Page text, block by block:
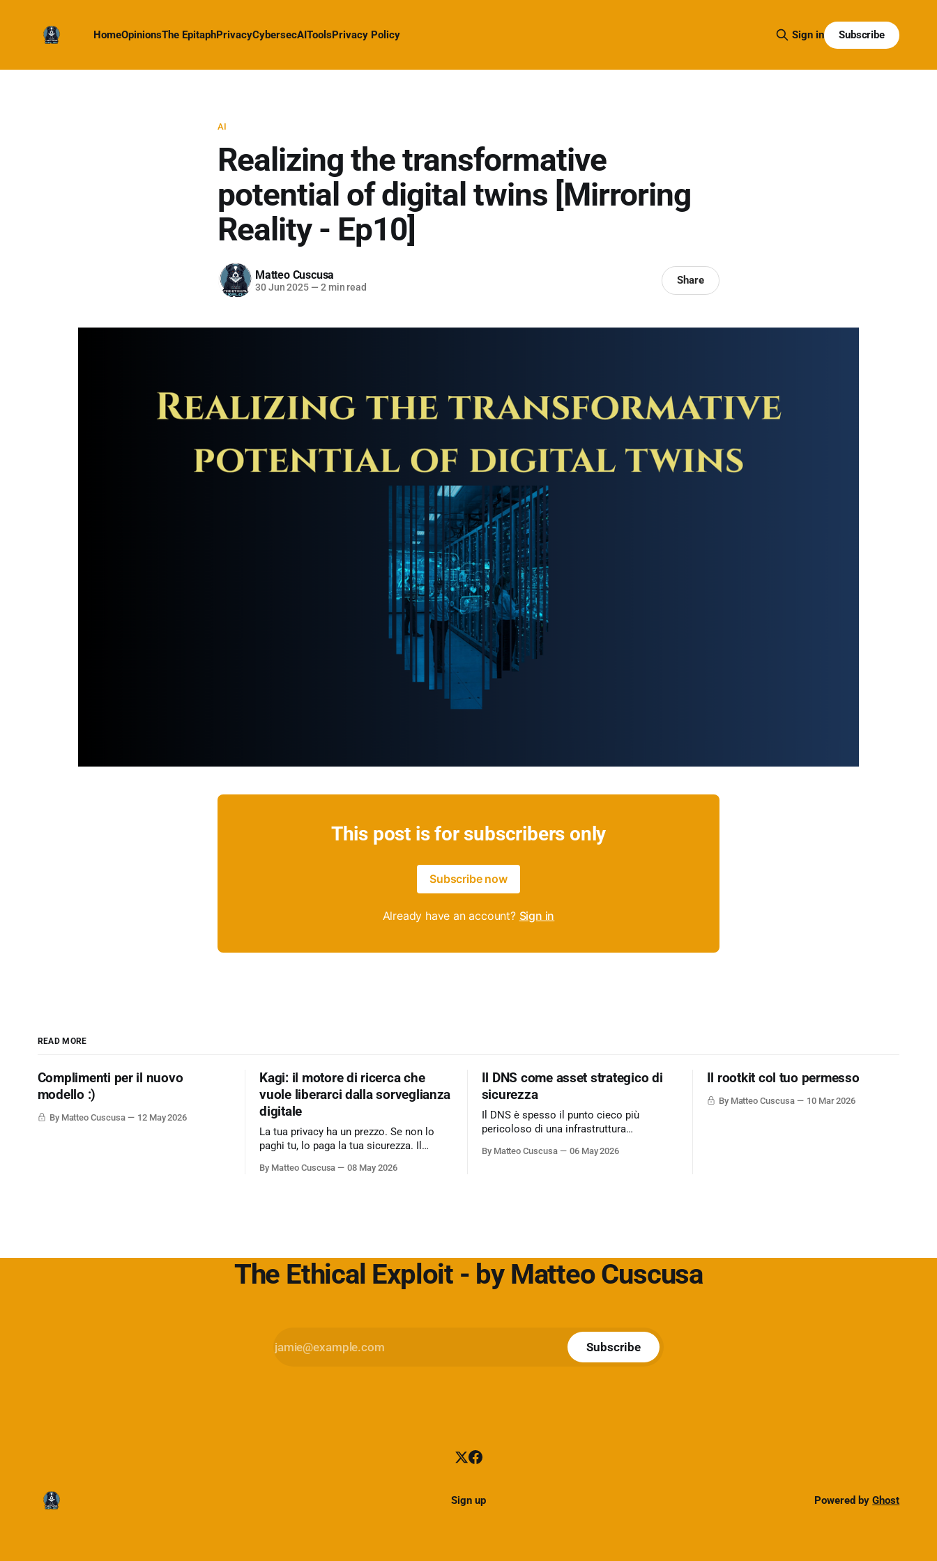
HomeOpinionsThe EpitaphPrivacyCybersecAIToolsPrivacy Policy Sign in Subscribe
AI
Realizing the transformative
potential of digital twins [Mirroring
Reality - Ep10]
Matteo Cuscusa
30 Jun 2025 — 2 min read
Share
This post is for subscribers only
Subscribe now
Already have an account? Sign in
READ MORE
Complimenti per il nuovo
modello :)
By Matteo Cuscusa 12 May 2026
Kagi: il motore di ricerca che
vuole liberarci dalla sorveglianza
digitale
La tua privacy ha un prezzo. Se non lo
paghi tu, lo paga la tua sicurezza. Il
sull'advertising è il peccato originale del
By Matteo Cuscusa 08 May 2026
Il DNS come asset strategico di
sicurezza
Il DNS è spesso il punto cieco più
pericoloso di una infrastruttura
rischi critici come l’esfiltrazione dati via
By Matteo Cuscusa 06 May 2026
Il rootkit col tuo permesso
By Matteo Cuscusa 10 Mar 2026
The Ethical Exploit - by Matteo Cuscusa
Subscribe
Sign up Powered byGhost